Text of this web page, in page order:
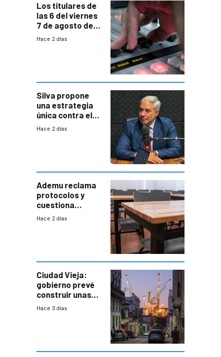
Los titulares de
las 6 del viernes
7 de agosto de
2026
Hace 2 días
Silva propone
una estrategia
única contra el
narcotráfico y
Hace 2 días
Ademu reclama
protocolos y
cuestiona
demora de
Hace 2 días
Ciudad Vieja:
gobierno prevé
construir unas
mil viviendas en
Hace 3 días